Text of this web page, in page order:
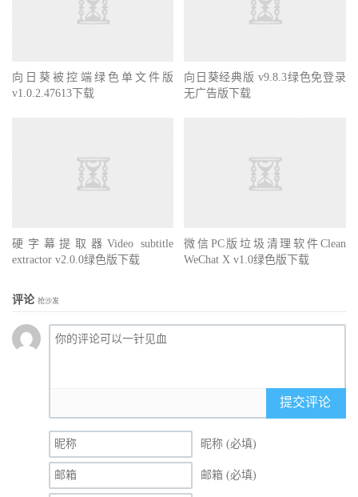
向日葵被控端绿色单文件版
v1.0.2.47613下载
向日葵经典版 v9.8.3绿色免登录
无广告版下载
硬字幕提取器Video subtitle
extractor v2.0.0绿色版下载
微信PC版垃圾清理软件Clean
WeChat X v1.0绿色版下载
评论 抢沙发
提交评论
昵称 (必填)
邮箱 (必填)